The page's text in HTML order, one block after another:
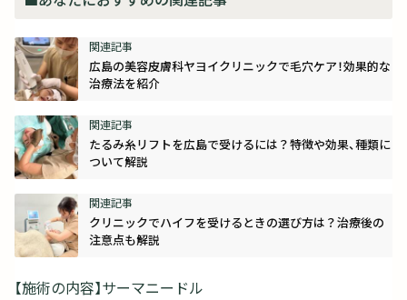
広島の美容皮膚科ヤヨイクリニックで毛穴ケア！効果的な
治療法を紹介
たるみ糸リフトを広島で受けるには？特徴や効果、種類に
ついて解説
クリニックでハイフを受けるときの選び方は？治療後の
注意点も解説
【施術の内容】サーマニードル